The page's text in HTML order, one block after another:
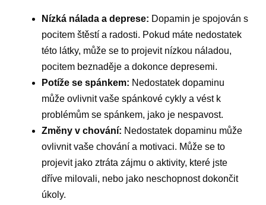
Nízká nálada a deprese: Dopamin je spojován s
pocitem štěstí a radosti. Pokud máte nedostatek
této látky, může se to projevit nízkou náladou,
pocitem beznaděje a dokonce depresemi.
Potíže se spánkem: Nedostatek dopaminu
může ovlivnit vaše spánkové cykly a vést k
problémům se spánkem, jako je nespavost.
Změny v chování: Nedostatek dopaminu může
ovlivnit vaše chování a motivaci. Může se to
projevit jako ztráta zájmu o aktivity, které jste
dříve milovali, nebo jako neschopnost dokončit
úkoly.